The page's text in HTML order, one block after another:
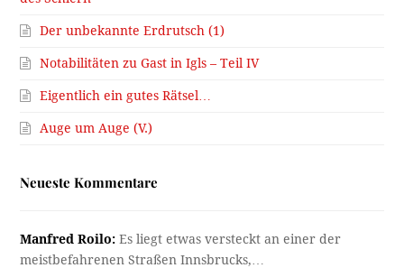
Der unbekannte Erdrutsch (1)
Notabilitäten zu Gast in Igls – Teil IV
Eigentlich ein gutes Rätsel…
Auge um Auge (V.)
Neueste Kommentare
Manfred Roilo: Es liegt etwas versteckt an einer der
meistbefahrenen Straßen Innsbrucks,…